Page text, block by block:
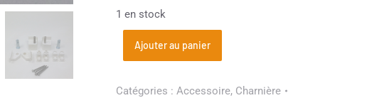
1 en stock
Ajouter au panier
Catégories : Accessoire, Charnière